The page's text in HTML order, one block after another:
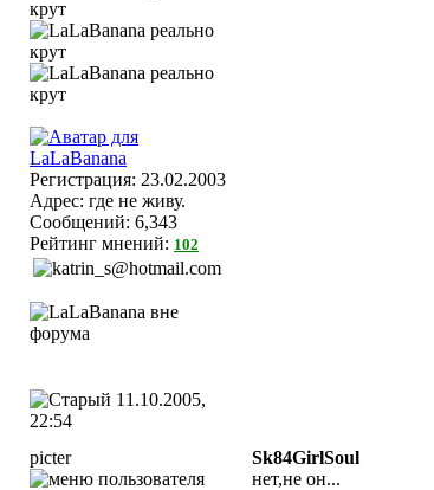
Регистрация: 23.02.2003
Адрес: где не живу.
Сообщений: 6,343
Рейтинг мнений: 102
11.10.2005,
22:54
picter
Sk84GirlSoul
нет,не он...